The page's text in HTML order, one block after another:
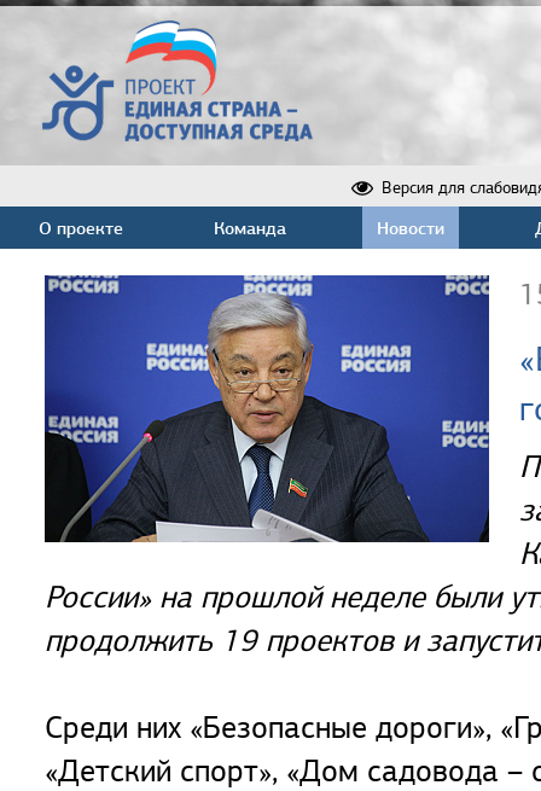
Версия для
О проекте Команда Новости
России» на прошлой неделе были
продолжить 19 проектов и
Среди них «Безопасные дороги»,
«Детский спорт», «Дом садовода –